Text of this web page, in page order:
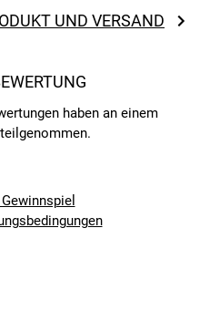
UND VERSAND
haben an einem